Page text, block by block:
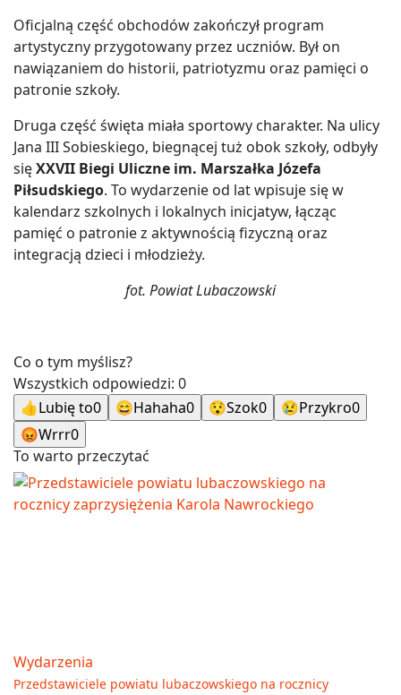
Oficjalną część obchodów zakończył program
artystyczny przygotowany przez uczniów. Był on
nawiązaniem do historii, patriotyzmu oraz pamięci o
patronie szkoły.
Druga część święta miała sportowy charakter. Na ulicy
Jana III Sobieskiego, biegnącej tuż obok szkoły, odbyły
sięXXVII Biegi Uliczne im. Marszałka Józefa
Piłsudskiego. To wydarzenie od lat wpisuje się w
kalendarz szkolnych i lokalnych inicjatyw, łącząc
pamięć o patronie z aktywnością fizyczną oraz
integracją dzieci i młodzieży.
fot. Powiat Lubaczowski
Co o tym myślisz?
Wszystkich odpowiedzi: 0
👍Lubię to0 😄Hahaha0 😯Szok0 😢Przykro0
😡Wrrr0
To warto przeczytać
Wydarzenia
Przedstawiciele powiatu lubaczowskiego na rocznicy